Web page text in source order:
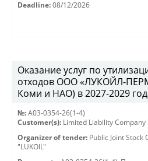
Deadline: 08/12/2026
Оказание услуг по
отходов ООО «ЛУКОЙЛ-
Коми и НАО) в 2027-2029
№: A03-0354-26(1-4)
Customer(s): Limited Liability Company
Organizer of tender: Public Joint Stock
"LUKOIL"